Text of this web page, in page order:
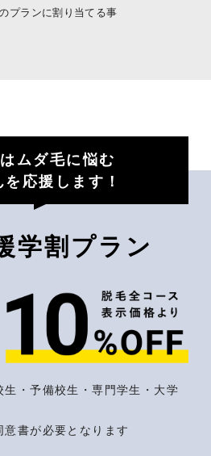
プランに割り当てる事
ムダ毛に悩む
応援します！
学割プラン
・予備校生・専門学生・大学
書が必要となります